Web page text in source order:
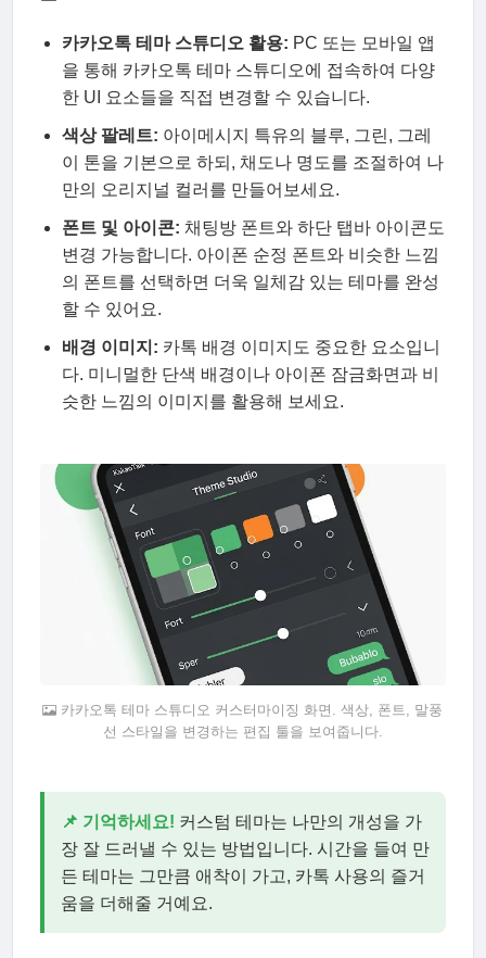
카카오톡 테마 스튜디오 활용: PC 또는 모바일 앱
을 통해 카카오톡 테마 스튜디오에 접속하여 다양
한 UI 요소들을 직접 변경할 수 있습니다.
색상 팔레트: 아이메시지 특유의 블루, 그린, 그레
이 톤을 기본으로 하되, 채도나 명도를 조절하여 나
만의 오리지널 컬러를 만들어보세요.
폰트 및 아이콘: 채팅방 폰트와 하단 탭바 아이콘도
변경 가능합니다. 아이폰 순정 폰트와 비슷한 느낌
의 폰트를 선택하면 더욱 일체감 있는 테마를 완성
할 수 있어요.
배경 이미지: 카톡 배경 이미지도 중요한 요소입니
다. 미니멀한 단색 배경이나 아이폰 잠금화면과 비
슷한 느낌의 이미지를 활용해 보세요.
카카오톡 테마 스튜디오 커스터마이징 화면. 색상, 폰트, 말풍
선 스타일을 변경하는 편집 툴을 보여줍니다.
📌 기억하세요! 커스텀 테마는 나만의 개성을 가
장 잘 드러낼 수 있는 방법입니다. 시간을 들여 만
든 테마는 그만큼 애착이 가고, 카톡 사용의 즐거
움을 더해줄 거예요.